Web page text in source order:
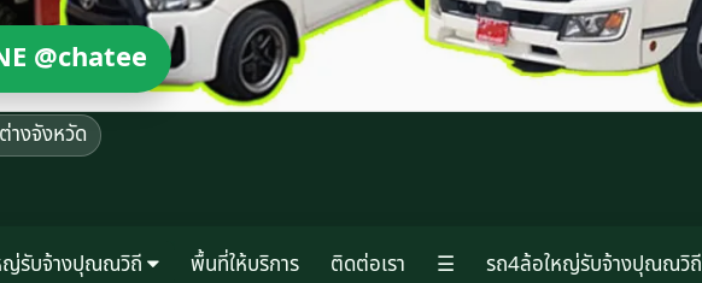
@chatee
างจังหวัด
ญ่รับจ้างปุณณวิถี พื้นที่ให้บริการ ติดต่อเรา ☰ รถ4ล้อใหญ่รับจ้างปุณณวิถี